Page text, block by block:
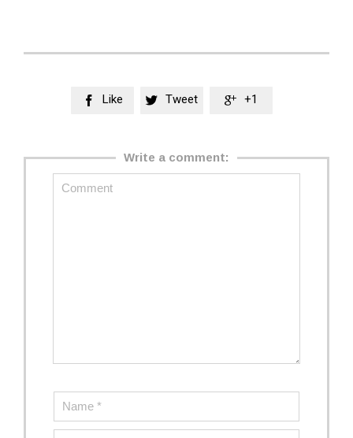
 Like  Tweet  +1
Write a comment: